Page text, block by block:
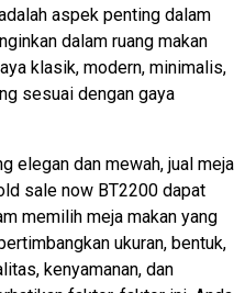
aspek penting dalam
dalam ruang makan
klasik, modern, minimalis,
sesuai dengan gaya
elegan dan mewah, jual meja
sale now BT2200 dapat
memilih meja makan yang
ukuran, bentuk,
kenyamanan, dan